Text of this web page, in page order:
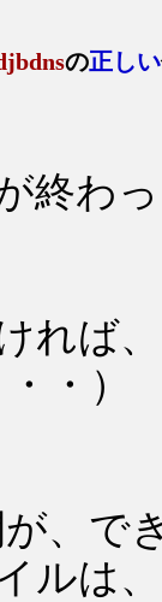
の正しい
終わ
れば
・）
、で
ルは